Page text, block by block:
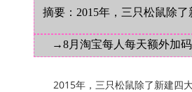
摘要：2015年，三只松鼠除了
→8月淘宝每人每天额外加
2015年，三只松鼠除了新建四大